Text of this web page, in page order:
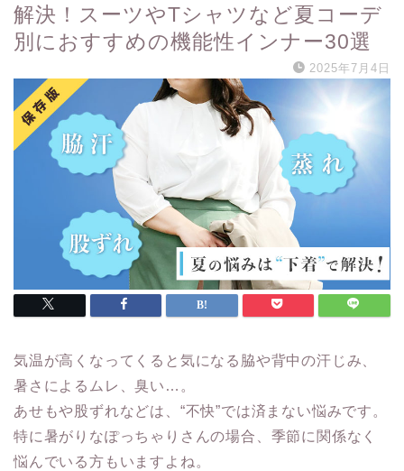
解決！スーツやTシャツなど夏コーデ
別におすすめの機能性インナー30選
2025年7月4日
気温が高くなってくると気になる脇や背中の汗じみ、
暑さによるムレ、臭い…。
あせもや股ずれなどは、“不快”では済まない悩みです。
特に暑がりなぽっちゃりさんの場合、季節に関係なく
悩んでいる方もいますよね。